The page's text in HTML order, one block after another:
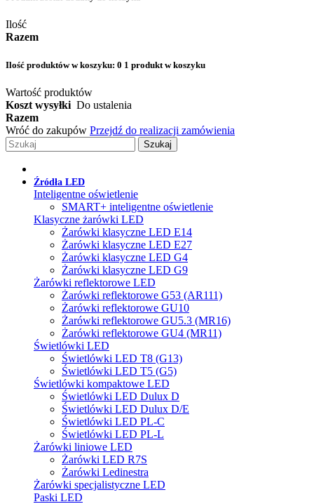
Ilość
Razem
Ilość produktów w koszyku: 0 1 produkt w koszyku
Wartość produktów
Koszt wysyłki Do ustalenia
Razem
Wróć do zakupów Przejdź do realizacji zamówienia
Szukaj
Źródła LED
Inteligentne oświetlenie
SMART+ inteligentne oświetlenie
Klasyczne żarówki LED
Żarówki klasyczne LED E14
Żarówki klasyczne LED E27
Żarówki klasyczne LED G4
Żarówki klasyczne LED G9
Żarówki reflektorowe LED
Żarówki reflektorowe G53 (AR111)
Żarówki reflektorowe GU10
Żarówki reflektorowe GU5.3 (MR16)
Żarówki reflektorowe GU4 (MR11)
Świetlówki LED
Świetlówki LED T8 (G13)
Świetlówki LED T5 (G5)
Świetlówki kompaktowe LED
Świetlówki LED Dulux D
Świetlówki LED Dulux D/E
Świetlówki LED PL-C
Świetlówki LED PL-L
Żarówki liniowe LED
Żarówki LED R7S
Żarówki Ledinestra
Żarówki specjalistyczne LED
Paski LED